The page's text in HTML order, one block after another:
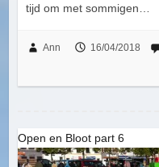
tijd om met sommigen…
Ann 16/04/2018
Open en Bloot part 6